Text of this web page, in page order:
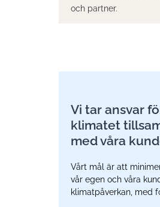
och partner.
Vi tar ansvar
klimatet
med våra
Vårt mål är att
vår egen och våra
klimatpåverkan, med